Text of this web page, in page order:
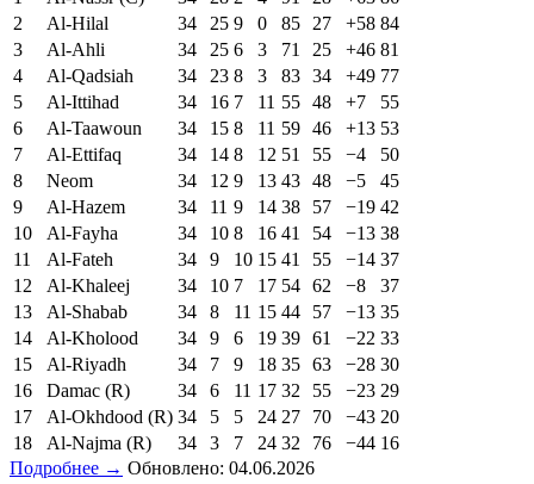
2
Al-Hilal 34 25 9 0 85 27 +58 84
3
Al-Ahli 34 25 6 3 71 25 +46 81
4
Al-Qadsiah 34 23 8 3 83 34 +49 77
5
Al-Ittihad 34 16 7 11 55 48 +7
55
6
Al-Taawoun 34 15 8 11 59 46 +13 53
7
Al-Ettifaq 34 14 8 12 51 55 −4
50
8
Neom 34 12 9 13 43 48 −5
45
9
Al-Hazem 34 11 9 14 38 57 −19 42
10
Al-Fayha 34 10 8 16 41 54 −13 38
11
Al-Fateh 34 9 10 15 41 55 −14 37
12
Al-Khaleej 34 10 7 17 54 62 −8
37
13
Al-Shabab 34 8 11 15 44 57 −13 35
14
Al-Kholood 34 9 6 19 39 61 −22 33
15
Al-Riyadh 34 7 9 18 35 63 −28 30
16
Damac (R) 34 6 11 17 32 55 −23 29
17
Al-Okhdood (R) 34 5 5 24 27 70 −43 20
18
Al-Najma (R) 34 3 7 24 32 76 −44 16
Подробнее → Обновлено: 04.06.2026